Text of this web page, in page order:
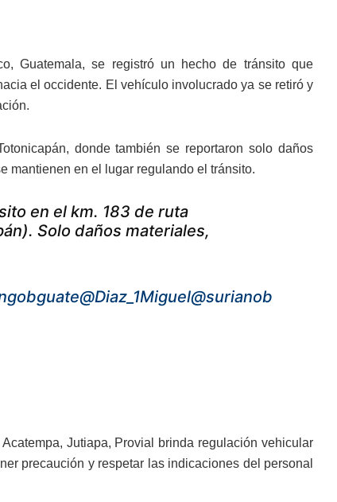
Guatemala, se registró un hecho de tránsito que
el occidente. El vehículo involucrado ya se retiró y
donde también se reportaron solo daños
mantienen en el lugar regulando el tránsito.
en el km. 183 de ruta
Solo daños materiales,
@Diaz_1Miguel@surianob
Jutiapa, Provial brinda regulación vehicular
precaución y respetar las indicaciones del personal